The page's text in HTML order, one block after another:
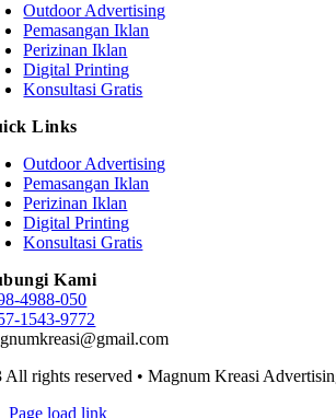
Outdoor Advertising
Pemasangan Iklan
Perizinan Iklan
Digital Printing
Konsultasi Gratis
Links
Outdoor Advertising
Pemasangan Iklan
Perizinan Iklan
Digital Printing
Konsultasi Gratis
Kami
4988-050
1543-9772
rights reserved • Magnum Kreasi
Page load link